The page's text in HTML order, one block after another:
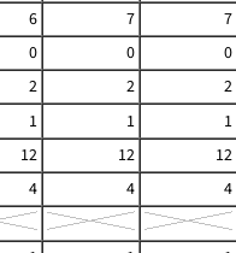
6 7
7
0 0
0
2 2
2
1 1
1
12 12
12
4 4
4